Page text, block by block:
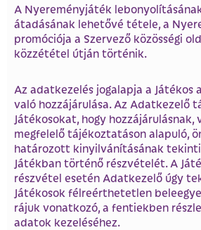
A Nyereményjáték
átadásának lehetővé tétele, a
promóciója a Szervező közösségi
közzététel útján történik.
Az adatkezelés jogalapja a Játékos
való hozzájárulása. Az Adatkezelő
Játékosokat, hogy hozzájárulásnak,
megfelelő tájékoztatáson alapuló,
határozott kinyilvánításának
Játékban történő részvételét. A
részvétel esetén Adatkezelő úgy
Játékosok félreérthetetlen
rájuk vonatkozó, a fentiekben
adatok kezeléséhez.